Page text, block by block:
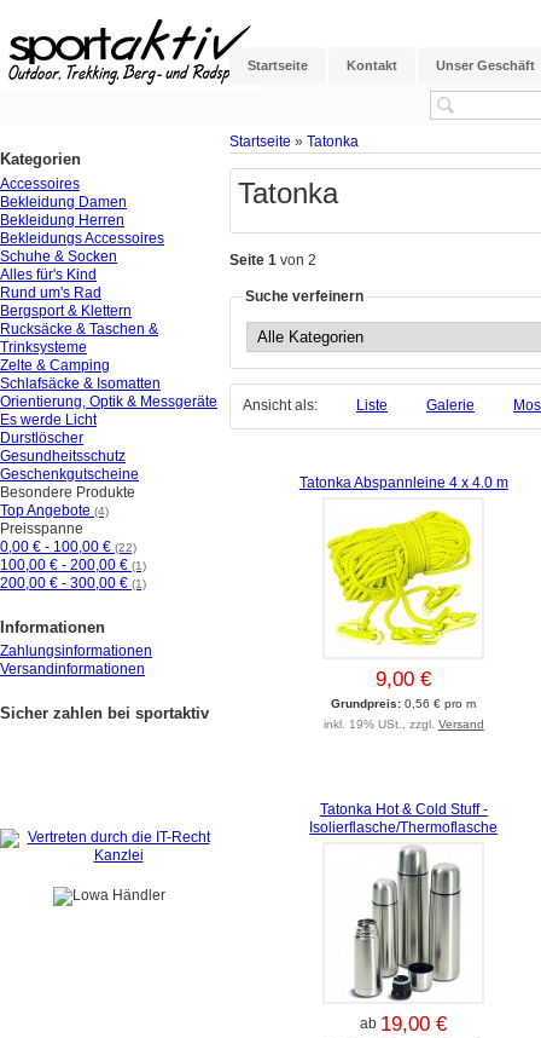
Startseite Kontakt Unser Geschäft
Startseite » Tatonka
Tatonka
Seite 1 von 2
Suche verfeinern
Ansicht als: Liste Galerie
Tatonka Abspannleine 4 x 4.0 m
9,00 €
Grundpreis: 0,56 € pro m
inkl. 19% USt., zzgl. Versand
Tatonka Hot & Cold Stuff -
Isolierflasche/Thermoflasche
ab 19,00 €
Kategorien
Accessoires
Bekleidung Damen
Bekleidung Herren
Bekleidungs Accessoires
Schuhe & Socken
Alles für's Kind
Rund um's Rad
Bergsport & Klettern
Rucksäcke & Taschen &
Trinksysteme
Zelte & Camping
Schlafsäcke & Isomatten
Orientierung, Optik & Messgeräte
Es werde Licht
Durstlöscher
Gesundheitsschutz
Geschenkgutscheine
Besondere Produkte
Top Angebote (4)
Preisspanne
0,00 € - 100,00 € (22)
100,00 € - 200,00 € (1)
200,00 € - 300,00 € (1)
Informationen
Zahlungsinformationen
Versandinformationen
Sicher zahlen bei sportaktiv